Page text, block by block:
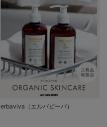
erbaviva（エルバビーバ）